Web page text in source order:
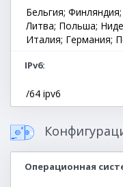
Бельгия;
Литва; Польша;
Италия; Германия;
IPv6
/64 ipv6
Операционная